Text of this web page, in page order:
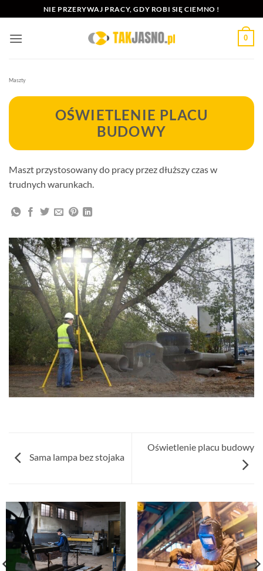
do
zawartości
NIE PRZERYWAJ PRACY, GDY ROBI SIĘ CIEMNO !
0
Maszty
OŚWIETLENIE PLACU
BUDOWY
Maszt przystosowany do pracy przez dłuższy czas w
trudnych warunkach.
Sama lampa bez stojaka
Oświetlenie placu budowy